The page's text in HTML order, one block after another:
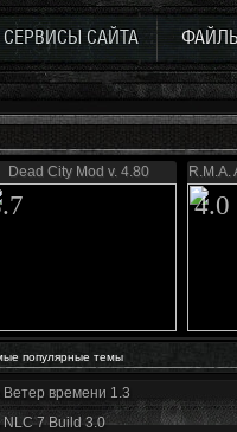
СЕРВИСЫ САЙТА
Dead City Mod v. 4.80 R.M.A.
4.0
популярные темы
и сюжет | Разбор трейлера
Ветер времени 1.3
NLC 7 Build 3.0